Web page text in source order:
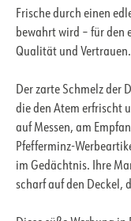
Frische durch einen
bewahrt wird – für den
Qualität und Vertrauen.
Der zarte Schmelz der
die den Atem erfrischt
auf Messen, am
Pfefferminz-
im Gedächtnis. Ihre
scharf auf den Deckel,